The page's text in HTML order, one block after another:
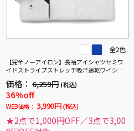
全2色
【完全ノーアイロン】長袖アイシャツセミワ
イドストライプストレッチ吸汗速乾ワイシャ
ツi-shirt通年
価格： 6,259円 (税込)
36%off
WEB価格： 3,990円 (税込)
★2点で1,000円OFF／3点で3,00